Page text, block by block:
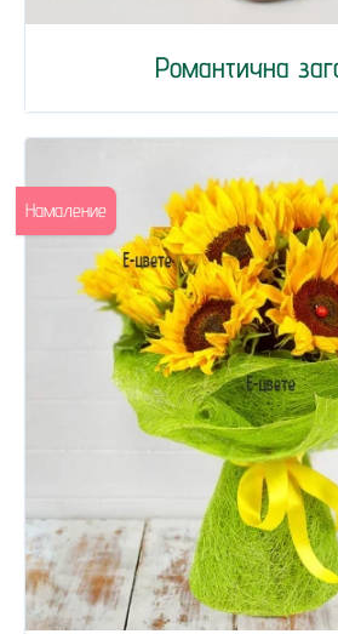
Романтична
Намаление